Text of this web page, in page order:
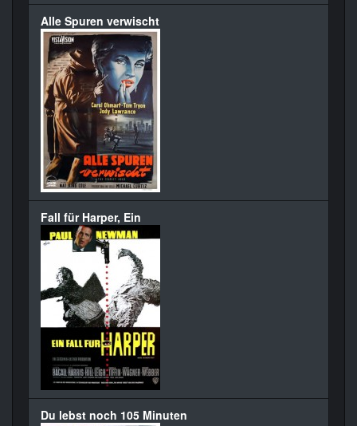
Alle Spuren verwischt
Fall für Harper, Ein
Du lebst noch 105 Minuten